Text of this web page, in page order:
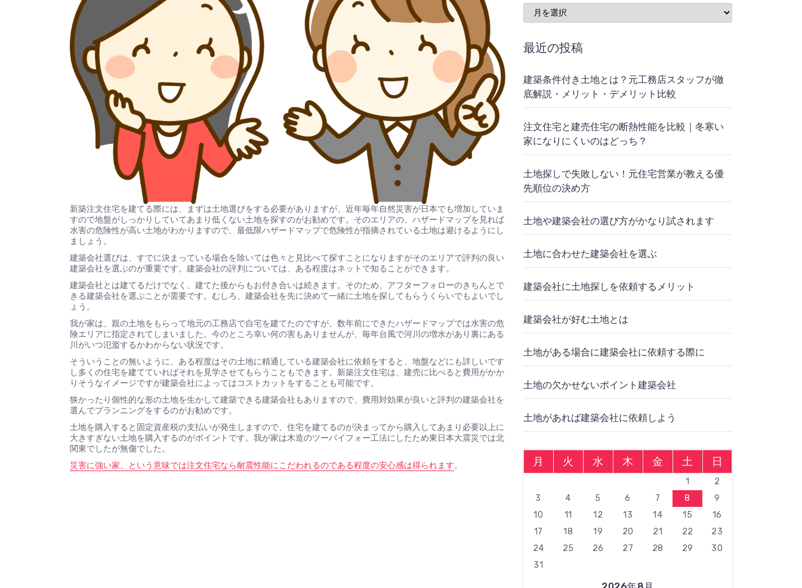
新築注文住宅を建てる際には、まずは土地選びをする必要がありますが、近年毎年自然災害が日本でも増加していま
すので地盤がしっかりしていてあまり低くない土地を探すのがお勧めです。そのエリアの、ハザードマップを見れば
水害の危険性が高い土地がわかりますので、最低限ハザードマップで危険性が指摘されている土地は避けるようにし
ましょう。
建築会社選びは、すでに決まっている場合を除いては色々と見比べて探すことになりますがそのエリアで評判の良い
建築会社を選ぶのが重要です。建築会社の評判については、ある程度はネットで知ることができます。
建築会社とは建てるだけでなく、建てた後からもお付き合いは続きます。そのため、アフターフォローのきちんとで
きる建築会社を選ぶことが需要です。むしろ、建築会社を先に決めて一緒に土地を探してもらうくらいでもよいでし
ょう。
我が家は、親の土地をもらって地元の工務店で自宅を建てたのですが、数年前にできたハザードマップでは水害の危
険エリアに指定されてしまいました。今のところ幸い何の害もありませんが、毎年台風で河川の増水があり裏にある
川がいつ氾濫するかわからない状況です。
そういうことの無いように、ある程度はその土地に精通している建築会社に依頼をすると、地盤などにも詳しいです
し多くの住宅を建てていればそれを見学させてもらうこともできます。新築注文住宅は、建売に比べると費用がかか
りそうなイメージですが建築会社によってはコストカットをすることも可能です。
狭かったり個性的な形の土地を生かして建築できる建築会社もありますので、費用対効果が良いと評判の建築会社を
選んでプランニングをするのがお勧めです。
土地を購入すると固定資産税の支払いが発生しますので、住宅を建てるのが決まってから購入してあまり必要以上に
大きすぎない土地を購入するのがポイントです。我が家は木造のツーバイフォー工法にしたため東日本大震災では北
関東でしたが無傷でした。
災害に強い家、という意味では注文住宅なら耐震性能にこだわれるのである程度の安心感は得られます。
Archives
最近の投稿
建築条件付き土地とは？元工務店スタッフが徹
底解説・メリット・デメリット比較
注文住宅と建売住宅の断熱性能を比較｜冬寒い
家になりにくいのはどっち？
土地探しで失敗しない！元住宅営業が教える優
先順位の決め方
土地や建築会社の選び方がかなり試されます
土地に合わせた建築会社を選ぶ
建築会社に土地探しを依頼するメリット
建築会社が好む土地とは
土地がある場合に建築会社に依頼する際に
土地の欠かせないポイント建築会社
土地があれば建築会社に依頼しよう
月 火 水 木 金 土 日
1
2
3
4 5 6 7 8
9
10
11 12 13 14 15
16
17
18 19 20 21 22
23
24
25 26 27 28 29
30
31